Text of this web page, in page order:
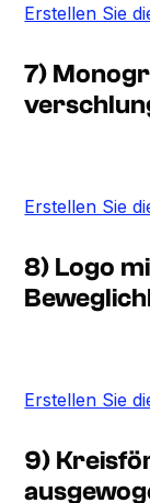
Erstellen Sie
7)
Erstellen Sie
8) Logo
Erstellen Sie
9)